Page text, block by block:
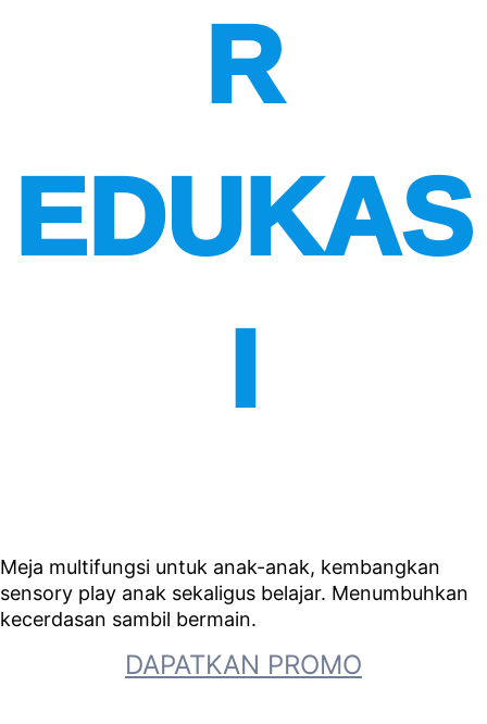
R
EDUKAS
I
Meja multifungsi untuk anak-anak, kembangkan
sensory play anak sekaligus belajar. Menumbuhkan
kecerdasan sambil bermain.
DAPATKAN PROMO